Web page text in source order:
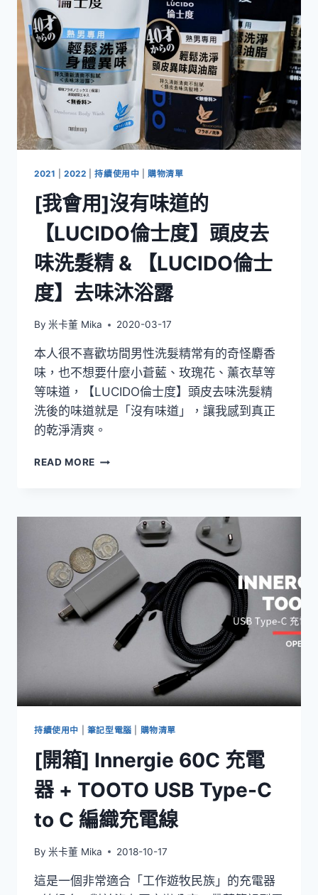
硬
外
接
盒
2139U3
&
2569S3
2021 |2022 |持續使用中 購物清單
[我會用]沒有味道的
【LUCIDO倫士度】頭皮去
味洗髮精 & 【LUCIDO倫士
度】去味沐浴露
By 米卡董 Mika 2020-03-17
本人很不喜歡坊間男性洗髮精常有的奇怪麝香
味，也不想要什麼小蒼藍、玫瑰花、薰衣草等
等味道，【LUCIDO倫士度】頭皮去味洗髮精
洗後的味道就是「沒有味道」，讓我感到真正
的乾淨清爽。
READ MORE [我
有
味
道
的
【LUCIDO
士
度】
洗
精
【LUCIDO
士
度】
去
味
露
持續使用中 筆記型電腦 購物清單
[開箱] Innergie 60C 充電
器 + TOOTO USB Type-C
to C 編織充電線
By 米卡董 Mika 2018-10-17
這是一個非常適合「工作遊牧民族」的充電器